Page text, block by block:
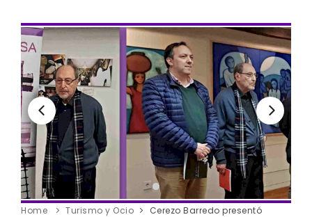
Home Turismo y Ocio
Cerezo Barredo presentó